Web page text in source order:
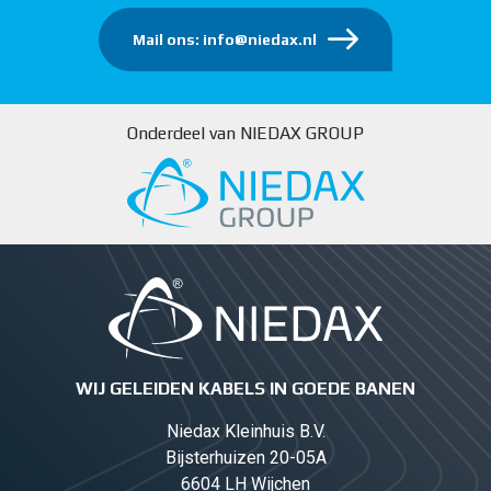
Mail ons: info@niedax.nl
Onderdeel van NIEDAX GROUP
WIJ GELEIDEN KABELS IN GOEDE BANEN
Niedax Kleinhuis B.V.
Bijsterhuizen 20-05A
6604 LH Wijchen